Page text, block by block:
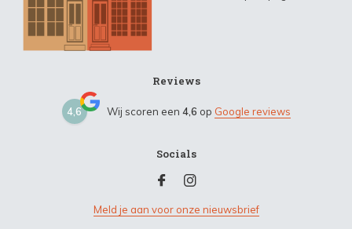
Reviews
4,6 Wij scoren een 4,6 op Google reviews
Socials
Meld je aan voor onze nieuwsbrief